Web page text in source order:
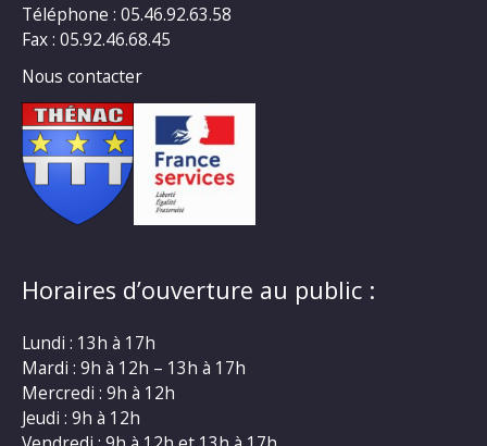
Téléphone : 05.46.92.63.58
Fax : 05.92.46.68.45
Nous contacter
Horaires d’ouverture au public :
Lundi : 13h à 17h
Mardi : 9h à 12h – 13h à 17h
Mercredi : 9h à 12h
Jeudi : 9h à 12h